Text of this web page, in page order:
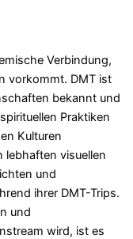
Verbindung,
vorkommt. DMT ist
bekannt und
Praktiken
Kulturen
lebhaften visuellen
und
ihrer DMT-Trips.
und
wird, ist es